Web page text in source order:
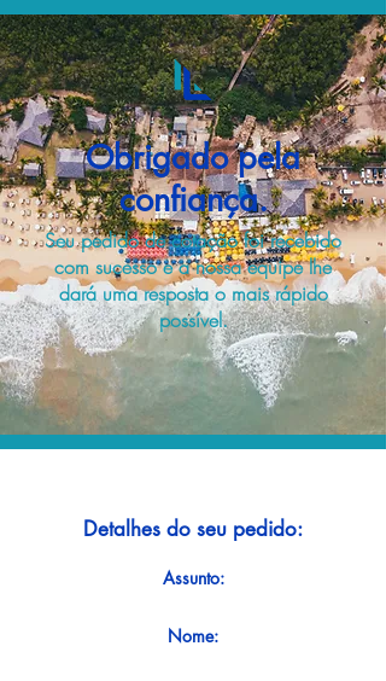
Obrigado pela
confiança.
Seu pedido de cotação foi recebido
com sucesso e a nossa equipe lhe
dará uma resposta o mais rápido
possível.
Detalhes do seu pedido:
Assunto:
Nome: